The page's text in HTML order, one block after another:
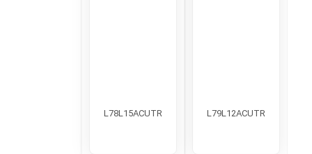
L79L12ACUTR
L78L15ACUTR